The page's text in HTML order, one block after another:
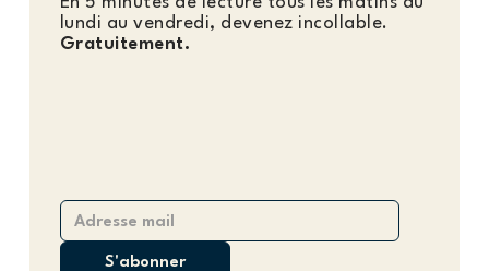
lundi au vendredi, devenez incollable.
Gratuitement.